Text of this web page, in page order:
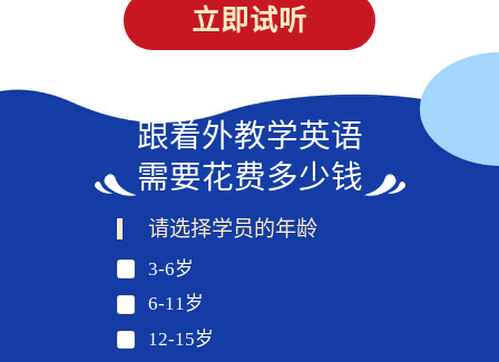
立即试听
跟着外教学英语
需要花费多少钱
请选择学员的年龄
3-6岁
6-11岁
12-15岁